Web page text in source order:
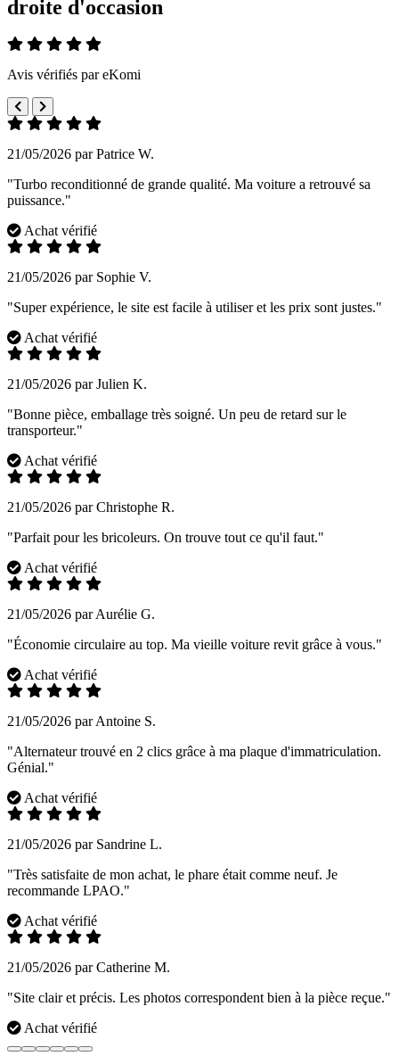
droite d'occasion
Avis vérifiés par eKomi
21/05/2026 par Patrice W.
"Turbo reconditionné de grande qualité. Ma voiture a retrouvé sa
puissance."
Achat vérifié
21/05/2026 par Sophie V.
"Super expérience, le site est facile à utiliser et les prix sont justes."
Achat vérifié
21/05/2026 par Julien K.
"Bonne pièce, emballage très soigné. Un peu de retard sur le
transporteur."
Achat vérifié
21/05/2026 par Christophe R.
"Parfait pour les bricoleurs. On trouve tout ce qu'il faut."
Achat vérifié
21/05/2026 par Aurélie G.
"Économie circulaire au top. Ma vieille voiture revit grâce à vous."
Achat vérifié
21/05/2026 par Antoine S.
"Alternateur trouvé en 2 clics grâce à ma plaque d'immatriculation.
Génial."
Achat vérifié
21/05/2026 par Sandrine L.
"Très satisfaite de mon achat, le phare était comme neuf. Je
recommande LPAO."
Achat vérifié
21/05/2026 par Catherine M.
"Site clair et précis. Les photos correspondent bien à la pièce reçue."
Achat vérifié